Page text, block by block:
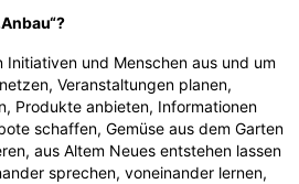
Initiativen und Menschen aus und um
Veranstaltungen planen,
Produkte anbieten, Informationen
schaffen, Gemüse aus dem Garten
aus Altem Neues entstehen lassen
sprechen, voneinander lernen,